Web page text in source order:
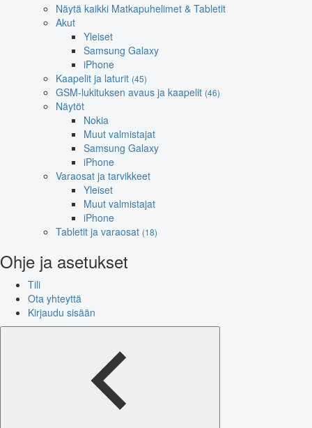
Näytä kaikki Matkapuhelimet & Tabletit
Akut
Yleiset
Samsung Galaxy
iPhone
Kaapelit ja laturit (45)
GSM-lukituksen avaus ja kaapelit (46)
Näytöt
Nokia
Muut valmistajat
Samsung Galaxy
iPhone
Varaosat ja tarvikkeet
Yleiset
Muut valmistajat
iPhone
Tabletit ja varaosat (18)
Ohje ja asetukset
Tili
Ota yhteyttä
Kirjaudu sisään